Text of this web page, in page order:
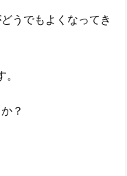
うでもよくなってき
？